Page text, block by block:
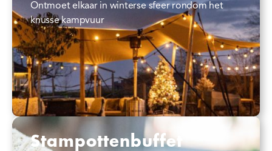
Ontmoet elkaar in winterse sfeer rondom het
knusse kampvuur
Stampottenbuffet